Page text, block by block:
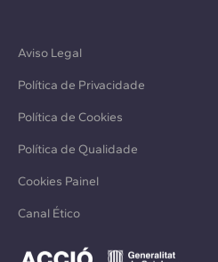
Aviso Legal
Política de Privacidade
Política de Cookies
Política de Qualidade
Cookies Painel
Canal Ético